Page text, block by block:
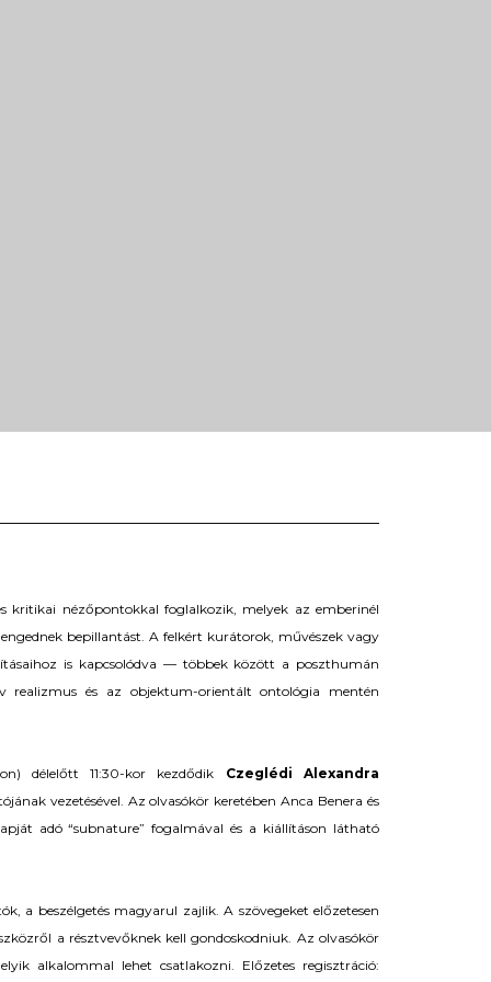
kritikai nézőpontokkal foglalkozik, melyek az emberinél
bepillantást. A felkért kurátorok, művészek vagy
is kapcsolódva — többek között a poszthumán
realizmus és az objektum-orientált ontológia mentén
délelőtt 11:30-kor kezdődik Czeglédi Alexandra
vezetésével. Az olvasókör keretében Anca Benera és
adó “subnature” fogalmával és a kiállításon látható
a beszélgetés magyarul zajlik. A szövegeket előzetesen
a résztvevőknek kell gondoskodniuk. Az olvasókör
alkalommal lehet csatlakozni. Előzetes regisztráció: